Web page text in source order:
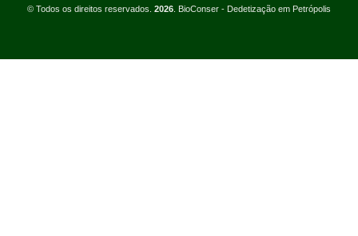
© Todos os direitos reservados. 2026 . BioConser - Dedetização em Petrópolis